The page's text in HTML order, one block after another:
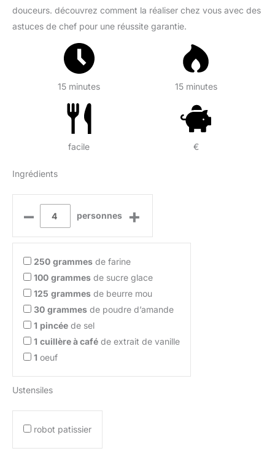
douceurs. découvrez comment la réaliser chez vous avec des
astuces de chef pour une réussite garantie.
15 minutes 15 minutes
facile €
Ingrédients
– personnes +
250 grammes de farine
100 grammes de sucre glace
125 grammes de beurre mou
30 grammes de poudre d’amande
1 pincée de sel
1 cuillère à café de extrait de vanille
1 oeuf
Ustensiles
robot patissier